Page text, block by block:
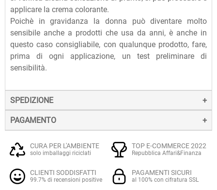
applicare la crema colorante.
Poichè in gravidanza la donna può diventare molto
sensibile anche a prodotti che usa da anni, è anche in
questo caso consigliabile, con qualunque prodotto, fare,
prima di ogni applicazione, un test preliminare di
sensibilità.
SPEDIZIONE
La spedizione dei prodotti avviene entro 24 ore dall'ordine
(sabato e festivi esclusi), tramite corriere SDA.
Quando l'ordine sarà spedito, riceverai una e-mail di
conferma, contenente un link alla tracciatura online
dell'invio, che ti permetterà di verificare in tempo reale lo
stato della spedizione.
PAGAMENTO
Il pagamento degli ordini può avvenire:
altre carte prepagate abilitate), su server sicuro Paypal.
CURA PER L'AMBIENTE
solo imballaggi riciclati
TOP E-COMMERCE 2022
Repubblica Affari&Finanza
CLIENTI SODDISFATTI
99.7% di recensioni positive
PAGAMENTI SICURI
al 100% con cifratura SSL